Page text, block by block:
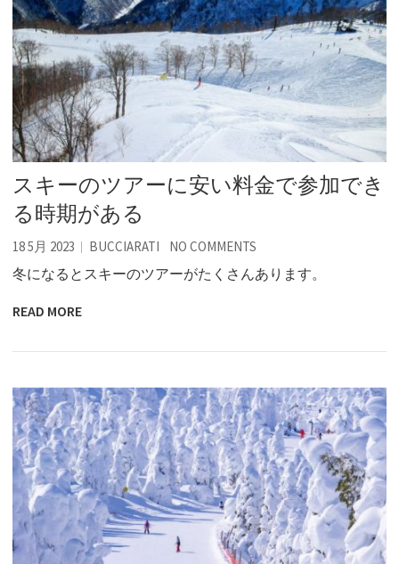
スキーのツアーに安い料金で参加でき
る時期がある
18 5月 2023 BUCCIARATI NO COMMENTS
冬になるとスキーのツアーがたくさんあります。
READ MORE